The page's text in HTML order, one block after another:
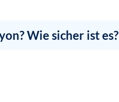
Wie sicher ist es?